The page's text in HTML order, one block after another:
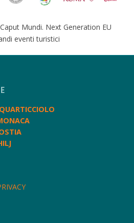
Mundi. Next Generation EU
eventi turistici